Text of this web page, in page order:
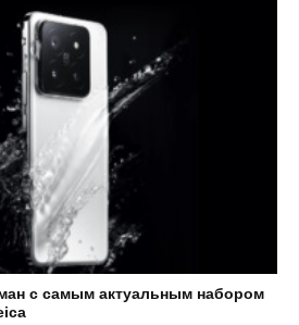
с самым актуальным набором